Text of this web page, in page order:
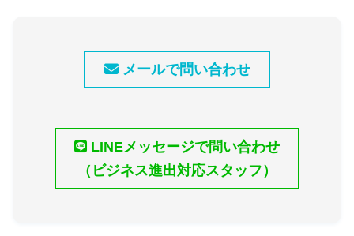
メールで問い合わせ
LINEメッセージで問い合わせ
（ビジネス進出対応スタッフ）